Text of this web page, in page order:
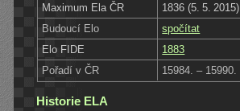
Maximum Ela ČR
1836 (5. 5. 2015)
Budoucí Elo
spočítat
Elo FIDE
1883
Pořadí v ČR
15984. – 15990.
Historie ELA